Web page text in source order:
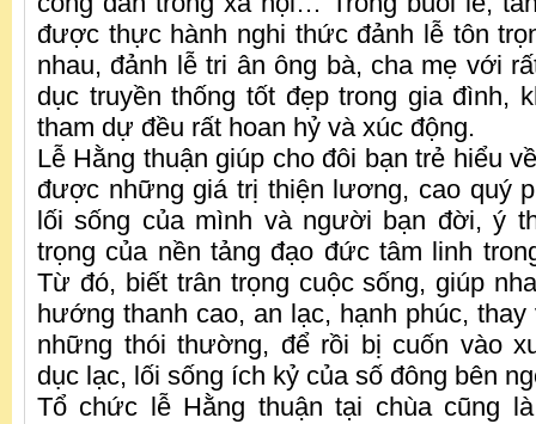
được thực hành nghi thức đảnh lễ tôn
nhau, đảnh lễ tri ân ông bà, cha mẹ với
dục truyền thống tốt đẹp trong gia đình,
tham dự đều rất hoan hỷ và xúc động.
Lễ Hằng thuận giúp cho đôi bạn trẻ hiểu
được những giá trị thiện lương, cao quý
lối sống của mình và người bạn đời, ý
trọng của nền tảng đạo đức tâm linh
Từ đó, biết trân trọng cuộc sống, giúp
hướng thanh cao, an lạc, hạnh phúc,
những thói thường, để rồi bị cuốn vào
dục lạc, lối sống ích kỷ của số đông bên
Tổ chức lễ Hằng thuận tại chùa cũng